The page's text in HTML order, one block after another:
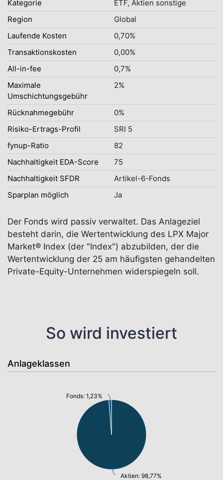
Kategorie
ETF, Aktien sonstige
Region
Global
Laufende Kosten
0,70%
Transaktionskosten
0,00%
All-in-fee
0,7%
Maximale
Umschichtungsgebühr
2%
Rücknahmegebühr
0%
Risiko-Ertrags-Profil
SRI 5
fynup-Ratio
82
Nachhaltigkeit EDA-Score
75
Nachhaltigkeit SFDR
Artikel-6-Fonds
Sparplan möglich
Ja
Der Fonds wird passiv verwaltet. Das Anlageziel
besteht darin, die Wertentwicklung des LPX Major
Market® Index (der "Index") abzubilden, der die
Wertentwicklung der 25 am häufigsten gehandelten
Private-Equity-Unternehmen widerspiegeln soll.
So wird investiert
Anlageklassen
Aktien: 98,77%
Fonds: 1,23%